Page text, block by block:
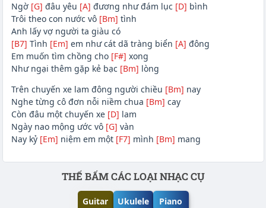
Ngờ [G] đâu yêu [A] đương như đám lục [D] bình
Trôi theo con nước vô [Bm] tình
Anh lấy vợ người ta giàu có
[B7] Tình [Em] em như cát dã tràng biển [A] đông
Em muốn tìm chồng cho [F#] xong
Như ngại thêm gặp kẻ bạc [Bm] lòng
Trên chuyến xe lam đông người chiều [Bm] nay
Nghe từng cô đơn nỗi niềm chua [Bm] cay
Còn đâu một chuyến xe [D] lam
Ngày nao mộng ước vô [G] vàn
Nay kỷ [Em] niệm em một [F7] mình [Bm] mang
Phần nội dungTHẾ BẤM CÁC LOẠI NHẠC CỤ
Guitar Ukulele Piano